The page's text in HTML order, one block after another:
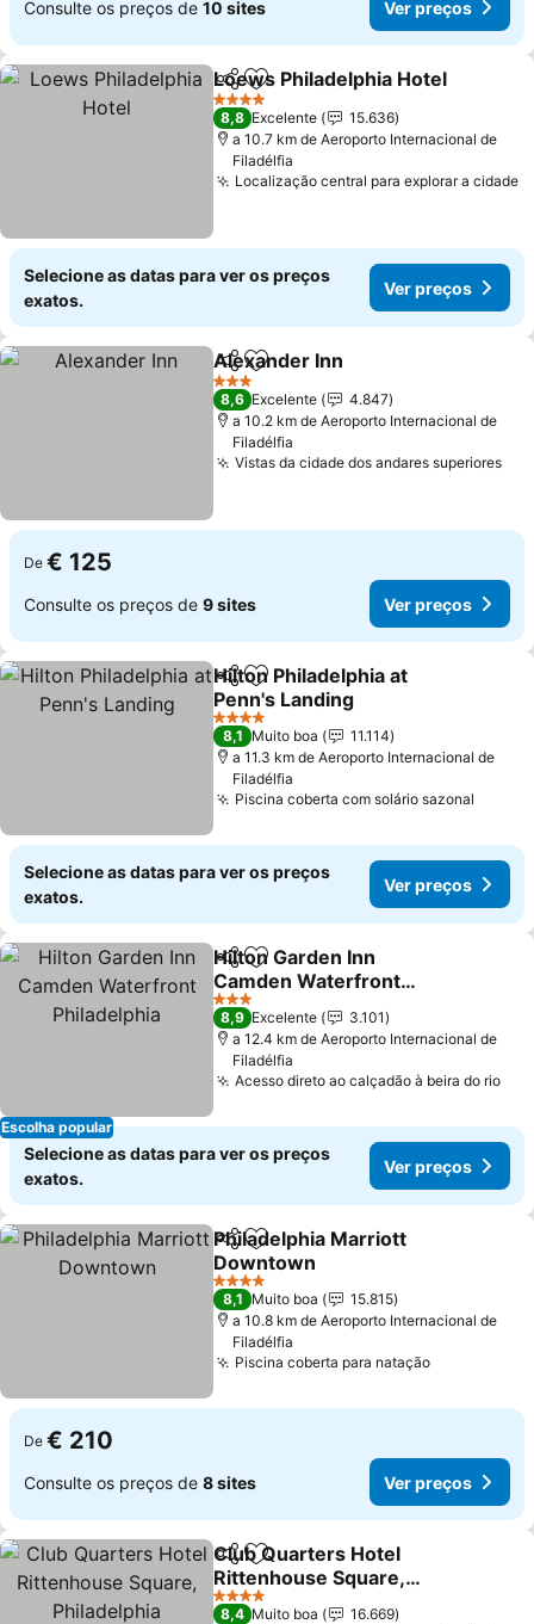
Consulte os preços de 10 sites Ver preços
PartilharAdicionar aos favoritos
Loews Philadelphia Hotel
4 Estrelas
8,8 Excelente
15.636
a 10.7 km de Aeroporto Internacional de
Filadélfia
Localização central para explorar a cidade
Selecione as datas para ver os preços
exatos.
Ver preços
PartilharAdicionar aos favoritos
Alexander Inn
3 Estrelas
8,6 Excelente
4.847
a 10.2 km de Aeroporto Internacional de
Filadélfia
Vistas da cidade dos andares superiores
De € 125
Consulte os preços de 9 sites Ver preços
PartilharAdicionar aos favoritos
Hilton Philadelphia at
Penn's Landing
4 Estrelas
8,1 Muito boa
11.114
a 11.3 km de Aeroporto Internacional de
Filadélfia
Piscina coberta com solário sazonal
Selecione as datas para ver os preços
exatos.
Ver preços
Escolha popular
PartilharAdicionar aos favoritos
Hilton Garden Inn
Camden Waterfront
Philadelphia
3 Estrelas
8,9 Excelente
3.101
a 12.4 km de Aeroporto Internacional de
Filadélfia
Acesso direto ao calçadão à beira do rio
Selecione as datas para ver os preços
exatos.
Ver preços
PartilharAdicionar aos favoritos
Philadelphia Marriott
Downtown
4 Estrelas
8,1 Muito boa
15.815
a 10.8 km de Aeroporto Internacional de
Filadélfia
Piscina coberta para natação
De € 210
Consulte os preços de 8 sites Ver preços
PartilharAdicionar aos favoritos
Club Quarters Hotel
Rittenhouse Square,
Philadelphia
4 Estrelas
8,4 Muito boa
16.669